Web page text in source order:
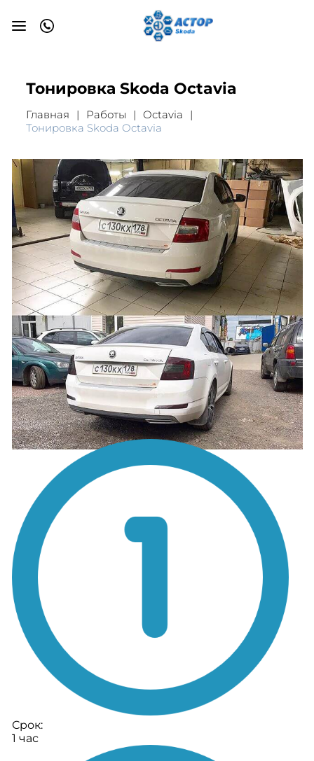
Тонировка Skoda Octavia
Главная Работы
Octavia
Тонировка Skoda Octavia
Срок:
1 час